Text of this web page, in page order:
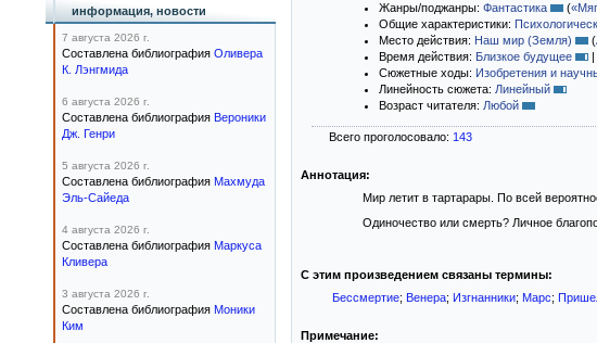
Жанры/поджанры: Фантастика (
Общие характеристики:
Место действия: Наш мир (Земля) (
Время действия: Близкое будущее |
Сюжетные ходы: Изобретения и
Линейность сюжета: Линейный
Возраст читателя: Любой
Всего проголосовало: 143
Аннотация:
Мир летит в тартарары. По всей
Одиночество или смерть? Личное
С этим произведением связаны термины:
Бессмертие; Венера; Изгнанники; Марс;
Примечание:
информация, новости
7 августа 2026 г.
Составлена библиография Оливера
К. Лэнгмида
6 августа 2026 г.
Составлена библиография Вероники
Дж. Генри
5 августа 2026 г.
Составлена библиография Махмуда
Эль-Сайеда
4 августа 2026 г.
Составлена библиография Маркуса
Кливера
3 августа 2026 г.
Составлена библиография Моники
Ким